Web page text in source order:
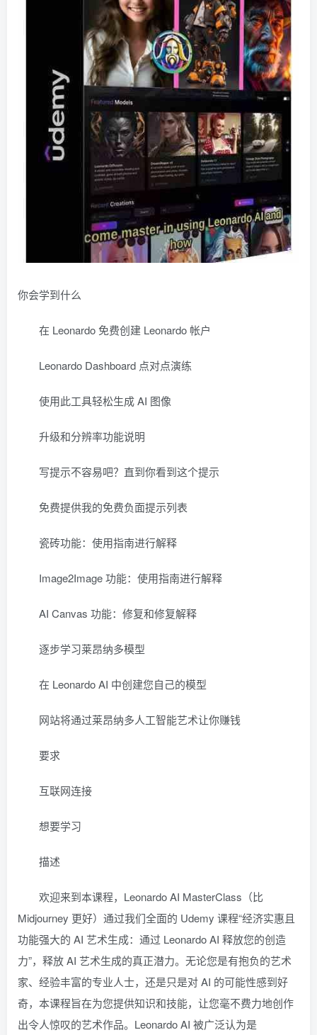
你会学到什么
在 Leonardo 免费创建 Leonardo 帐户
Leonardo Dashboard 点对点演练
使用此工具轻松生成 AI 图像
升级和分辨率功能说明
写提示不容易吧？直到你看到这个提示
免费提供我的免费负面提示列表
瓷砖功能：使用指南进行解释
Image2Image 功能：使用指南进行解释
AI Canvas 功能：修复和修复解释
逐步学习莱昂纳多模型
在 Leonardo AI 中创建您自己的模型
网站将通过莱昂纳多人工智能艺术让你赚钱
要求
互联网连接
想要学习
描述
欢迎来到本课程，Leonardo AI MasterClass（比
Midjourney 更好）通过我们全面的 Udemy 课程“经济实惠且
功能强大的 AI 艺术生成：通过 Leonardo AI 释放您的创造
力”，释放 AI 艺术生成的真正潜力。无论您是有抱负的艺术
家、经验丰富的专业人士，还是只是对 AI 的可能性感到好
奇，本课程旨在为您提供知识和技能，让您毫不费力地创作
出令人惊叹的艺术作品。Leonardo AI 被广泛认为是